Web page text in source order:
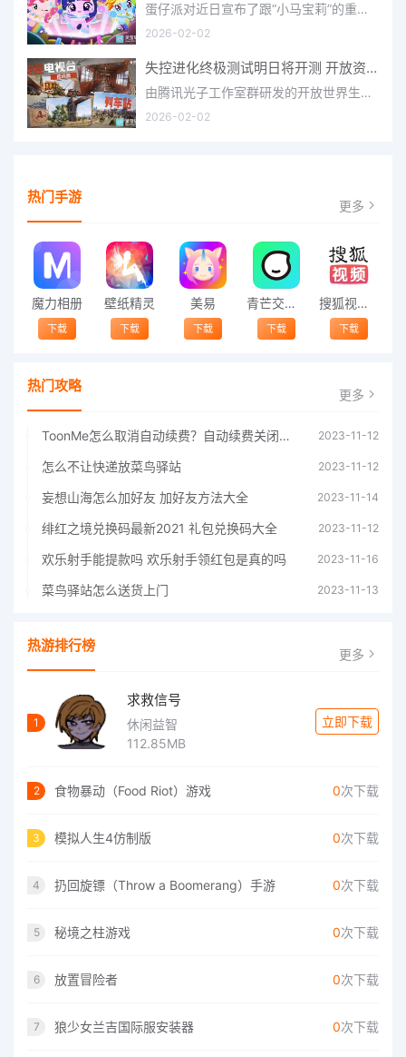
蛋仔派对近日宣布了跟“小马宝莉”的重磅联动！并且时间定档在了2月17日，此次联动将会上新很多外观，各种小马宝
2026-02-02
失控进化终极测试明日将开测 开放资格预下载已开启
由腾讯光子工作室群研发的开放世界生存进化手游《失控进化》宣布，终极测试将于明日正式开启，目前测试资格预下
2026-02-02
热门手游 更多
魔力相册
下载
壁纸精灵
下载
美易
下载
青芒交友软件官方版2021 v1.3
下载
搜狐视频app免费送会员下载安装到手机 v8.8.5
下载
热门攻略 更多
ToonMe怎么取消自动续费？自动续费关闭方法 2023-11-12
怎么不让快递放菜鸟驿站 2023-11-12
妄想山海怎么加好友 加好友方法大全 2023-11-14
绯红之境兑换码最新2021 礼包兑换码大全 2023-11-12
欢乐射手能提款吗 欢乐射手领红包是真的吗 2023-11-16
菜鸟驿站怎么送货上门 2023-11-13
热游排行榜 更多
1
求救信号
休闲益智
112.85MB
立即下载
2 食物暴动（Food Riot）游戏 0次下载
3 模拟人生4仿制版 0次下载
4 扔回旋镖（Throw a Boomerang）手游 0次下载
5 秘境之柱游戏 0次下载
6 放置冒险者 0次下载
7 狼少女兰吉国际服安装器 0次下载